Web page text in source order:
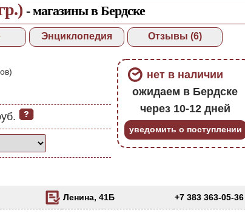
- магазины в Бердске
Энциклопедия Отзывы (6)
нет в наличии
ожидаем в Бердске
через 10-12 дней
уведомить о поступлении
Ленина, 41Б +7 383 363-05-36